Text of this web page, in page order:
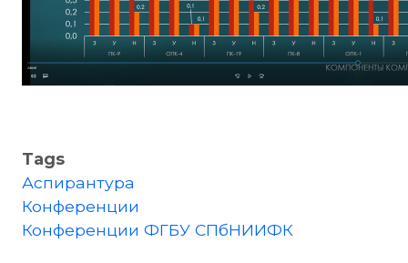
Tags
Аспирантура
Конференции
Конференции ФГБУ СПбНИИФК